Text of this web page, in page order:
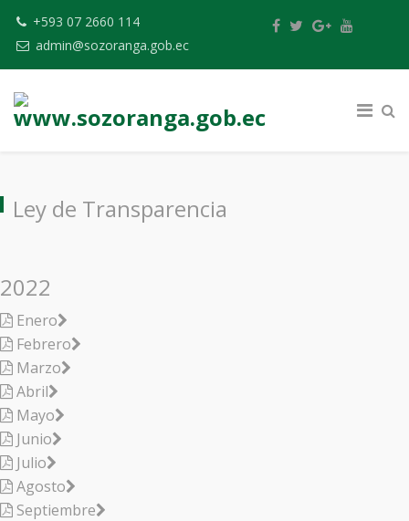
+593 07 2660 114
admin@sozoranga.gob.ec
Ley de Transparencia
2022
Enero
Febrero
Marzo
Abril
Mayo
Junio
Julio
Agosto
Septiembre